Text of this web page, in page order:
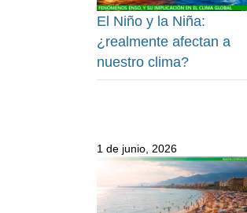
El Niño y la Niña:
¿realmente afectan a
nuestro clima?
1 de junio, 2026